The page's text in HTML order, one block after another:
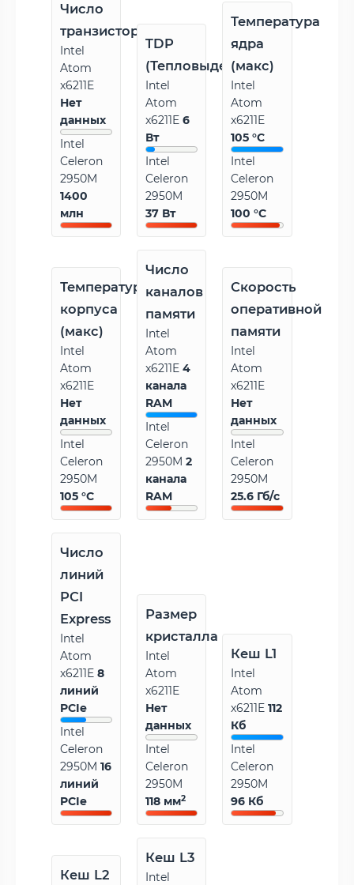
Число
транзисторов
Intel
Atom
x6211E
Нет
данных
Intel
Celeron
2950M
1400
млн
TDP
(Тепловыделение)
Intel
Atom
x6211E6
Вт
Intel
Celeron
2950M
37 Вт
Температура
ядра
(макс)
Intel
Atom
x6211E
105 °C
Intel
Celeron
2950M
100 °C
Температура
корпуса
(макс)
Intel
Atom
x6211E
Нет
данных
Intel
Celeron
2950M
105 °C
Число
каналов
памяти
Intel
Atom
x6211E4
канала
RAM
Intel
Celeron
2950M2
канала
RAM
Скорость
оперативной
памяти
Intel
Atom
x6211E
Нет
данных
Intel
Celeron
2950M
25.6 Гб/с
Число
линий
PCI
Express
Intel
Atom
x6211E 8
линий
PCIe
Intel
Celeron
2950M 16
линий
PCIe
Размер
кристалла
Intel
Atom
x6211E
Нет
данных
Intel
Celeron
2950M
118 мм2
Кеш L1
Intel
Atom
x6211E112
Кб
Intel
Celeron
2950M
96 Кб
Кеш L2
Кеш L3
Intel